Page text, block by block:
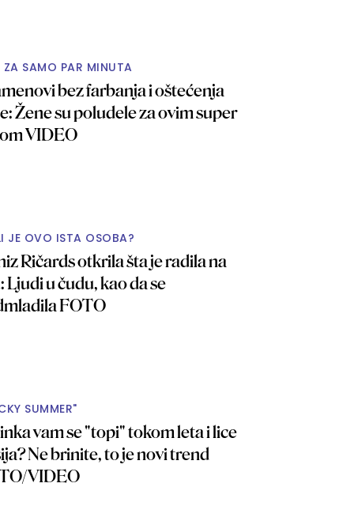
SAMO PAR MINUTA
bez farbanja i oštećenja
Žene su poludele za ovim super
VIDEO
JE OVO ISTA OSOBA?
Ričards otkrila šta je radila na
Ljudi u čudu, kao da se
FOTO
SUMMER"
vam se "topi" tokom leta i lice
Ne brinite, to je novi trend
VIDEO